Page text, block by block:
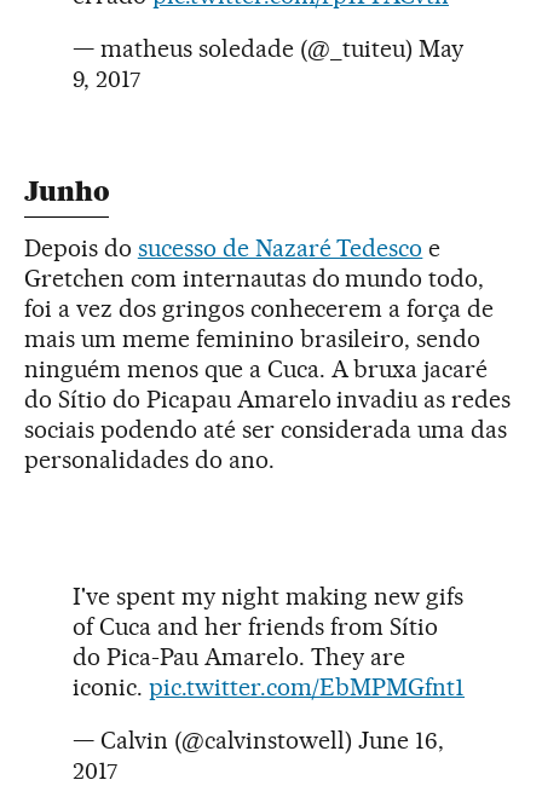
— matheus soledade (@_tuiteu) May
9, 2017
Junho
Depois do sucesso de Nazaré Tedesco e
Gretchen com internautas do mundo todo,
foi a vez dos gringos conhecerem a força de
mais um meme feminino brasileiro, sendo
ninguém menos que a Cuca. A bruxa jacaré
do Sítio do Picapau Amarelo invadiu as redes
sociais podendo até ser considerada uma das
personalidades do ano.
I've spent my night making new gifs
of Cuca and her friends from Sítio
do Pica-Pau Amarelo. They are
iconic. pic.twitter.com/EbMPMGfnt1
— Calvin (@calvinstowell) June 16,
2017